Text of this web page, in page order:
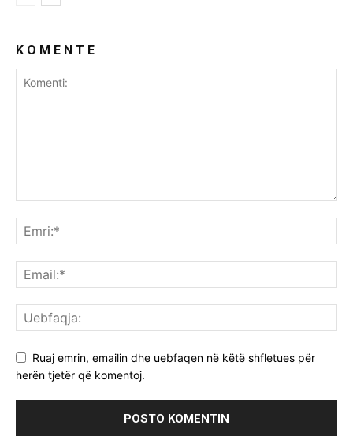
K O M E N T E
Ruaj emrin, emailin dhe uebfaqen në këtë shfletues për
herën tjetër që komentoj.